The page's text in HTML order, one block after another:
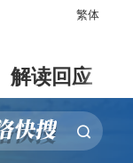
繁体
解读回应